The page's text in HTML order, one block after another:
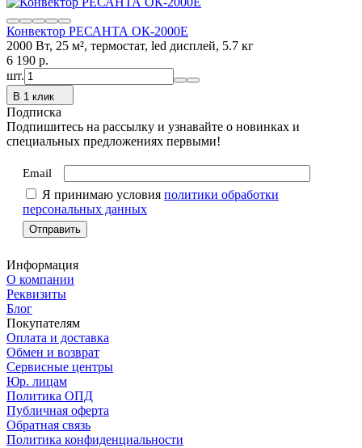
Конвектор РЕСАНТА ОК-2000Е
2000 Вт, 25 м², термостат, led дисплей, 5.7 кг
6 190 p.
шт.
В 1 клик
Подписка
Подпишитесь на рассылку и узнавайте о новинках и
специальных предложениях первыми!
Email
Я принимаю условия политики обработки
персональных данных
Информация
О компании
Реквизиты
Блог
Покупателям
Оплата и доставка
Обмен и возврат
Сервисные центры
Юр. лицам
Политика ОПД
Публичная оферта
Обратная связь
Политика конфиденциальности